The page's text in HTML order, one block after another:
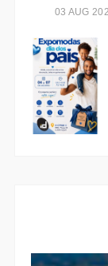
03 AUG